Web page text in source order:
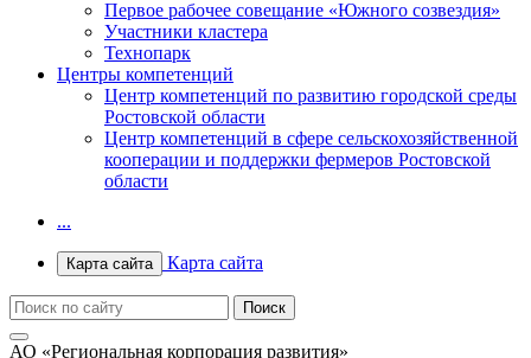
Первое рабочее совещание «Южного созвездия»
Участники кластера
Технопарк
Центры компетенций
Центр компетенций по развитию городской среды
Ростовской области
Центр компетенций в сфере сельскохозяйственной
кооперации и поддержки фермеров Ростовской
области
...
Карта сайта Карта сайта
АО «Региональная корпорация развития»